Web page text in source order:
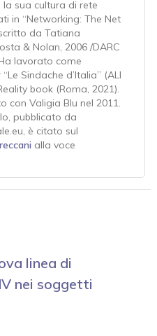
la sua cultura di rete
in “Networking: The Net
da Tatiana
& Nolan, 2006 /DARC
lavorato come
Sindache d’Italia” (ALI
book (Roma, 2021).
con Valigia Blu nel 2011.
pubblicato da
è citato sul
alla voce
linea di
nei soggetti